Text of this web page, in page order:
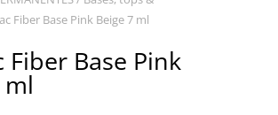
Fiber Base Pink Beige 7 ml
Fiber Base Pink
ml